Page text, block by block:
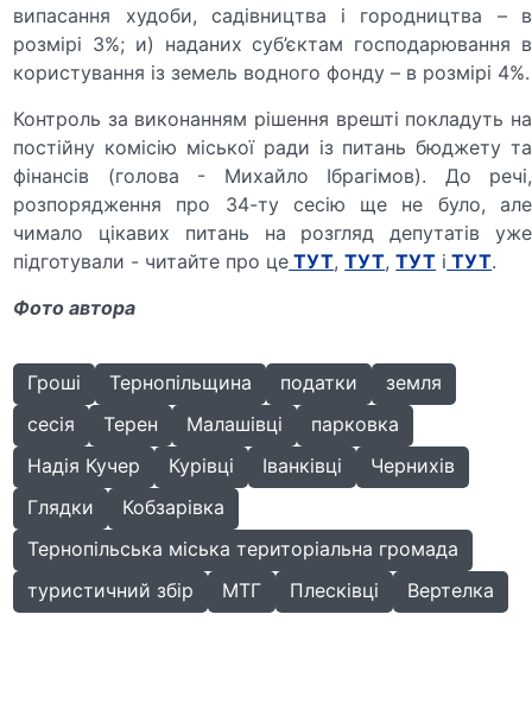
випасання худоби, садівництва і городництва – в
розмірі 3%; и) наданих суб’єктам господарювання в
користування із земель водного фонду – в розмірі 4%.
Контроль за виконанням рішення врешті покладуть на
постійну комісію міської ради із питань бюджету та
фінансів (голова - Михайло Ібрагімов). До речі,
розпорядження про 34-ту сесію ще не було, але
чимало цікавих питань на розгляд депутатів уже
підготували - читайте про це ТУТ,ТУТ,ТУТ і ТУТ.
Фото автора
Гроші Тернопільщина податки
земля
сесія
Терен Малашівці
парковка
Надія Кучер
Курівці Іванківці
Чернихів
Глядки
Кобзарівка
Тернопільська міська територіальна громада
туристичний збір
МТГ Плесківці Вертелка